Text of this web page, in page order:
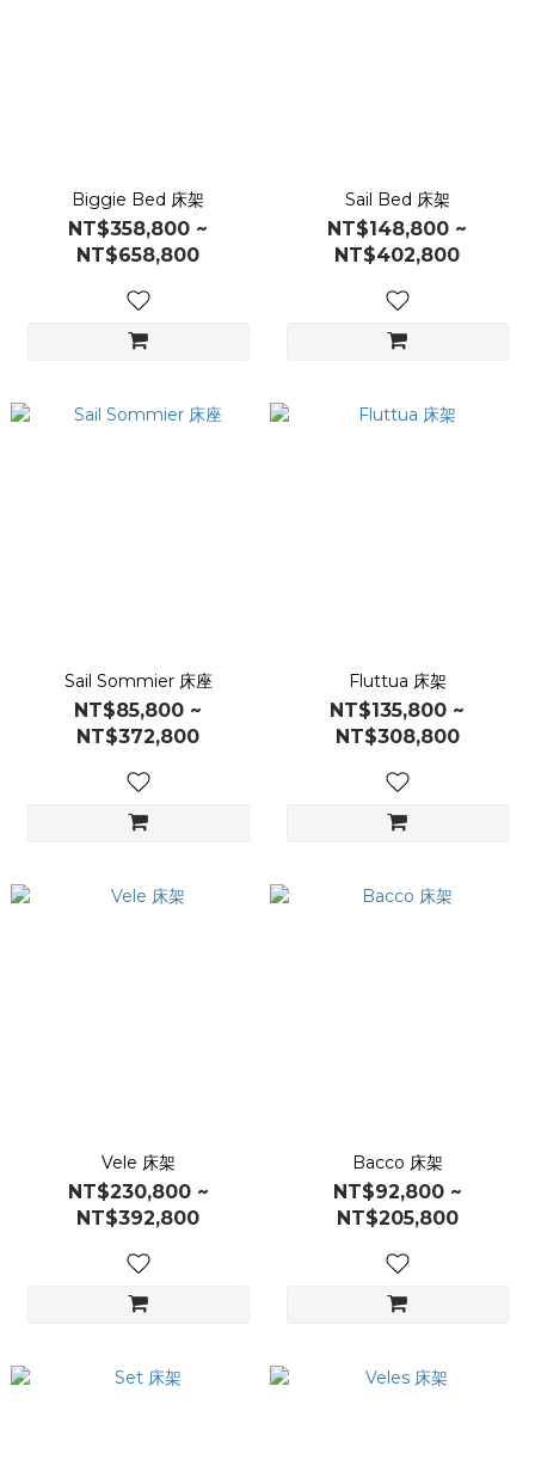
Biggie Bed 床架
NT$358,800 ~
NT$658,800
Sail Bed 床架
NT$148,800 ~
NT$402,800
Sail Sommier 床座
NT$85,800 ~
NT$372,800
Fluttua 床架
NT$135,800 ~
NT$308,800
Vele 床架
NT$230,800 ~
NT$392,800
Bacco 床架
NT$92,800 ~
NT$205,800